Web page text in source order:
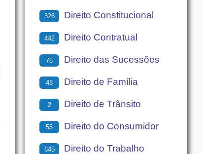
326 Direito Constitucional
442 Direito Contratual
76 Direito das Sucessões
48 Direito de Família
2 Direito de Trânsito
55 Direito do Consumidor
645 Direito do Trabalho